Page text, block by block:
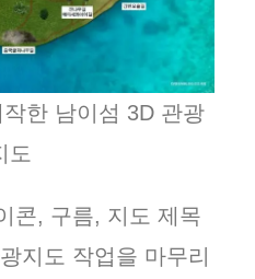
한 남이섬 3D 관광
도
콘, 구름, 지도 제목
지도 작업을 마무리